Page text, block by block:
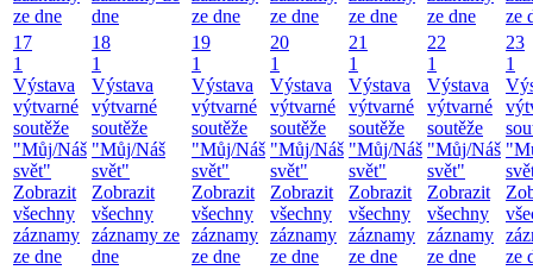
ze dne
dne
ze dne
ze dne
ze dne
ze dne
ze
17
1
Výstava
výtvarné
soutěže
"Můj/Náš
svět"
Zobrazit
všechny
záznamy
ze dne
18
1
Výstava
výtvarné
soutěže
"Můj/Náš
svět"
Zobrazit
všechny
záznamy ze
dne
19
1
Výstava
výtvarné
soutěže
"Můj/Náš
svět"
Zobrazit
všechny
záznamy
ze dne
20
1
Výstava
výtvarné
soutěže
"Můj/Náš
svět"
Zobrazit
všechny
záznamy
ze dne
21
1
Výstava
výtvarné
soutěže
"Můj/Náš
svět"
Zobrazit
všechny
záznamy
ze dne
22
1
Výstava
výtvarné
soutěže
"Můj/Náš
svět"
Zobrazit
všechny
záznamy
ze dne
23
1
ze